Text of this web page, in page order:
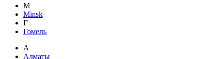
M
Minsk
Г
Гомель
А
Алматы